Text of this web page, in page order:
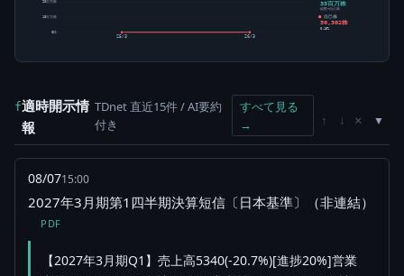
0株
10百万株
20百万株
25/3 26/3
33百万株
総数-自己株
自己株
50,302株
0.15%
f適時開示情
報
TDnet 直近15件 / AI要約
付き
すべて見る
→
↑ ↓ ×
08/0715:00
2027年3月期第1四半期決算短信〔日本基準〕（非連結）
PDF
【2027年3月期Q1】売上高5340(-20.7%)[進捗20%]営業